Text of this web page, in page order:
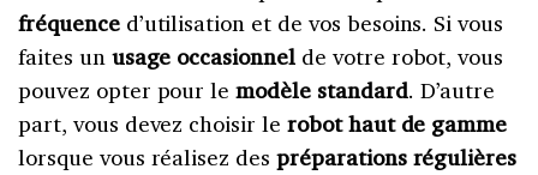
fréquenced’utilisation et de vos besoins. Si vous
faites un usage occasionnelde votre robot, vous
pouvez opter pour lemodèle standard. D’autre
part, vous devez choisir le robot haut de gamme
lorsque vous réalisez despréparations régulières